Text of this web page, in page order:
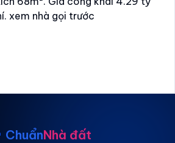
xem nhà gọi trước
ChuẩnNhà đất